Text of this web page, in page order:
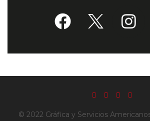
© 2022 Gráfica y Servicios